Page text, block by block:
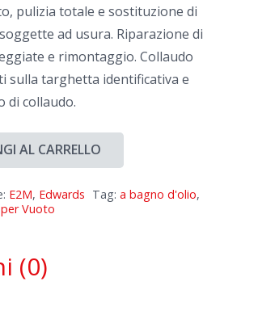
pulizia totale e sostituzione di
ad usura. Riparazione di
e rimontaggio. Collaudo
sulla targhetta identificativa e
di collaudo.
AL CARRELLO
E2M, Edwards Tag: a bagno d'olio,
Vuoto
(0)